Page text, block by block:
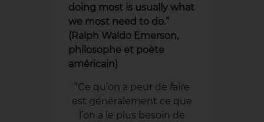
doing most is usually what
we most need to do.”
(Ralph Waldo Emerson,
philosophe et poète
américain)
“Ce qu’on a peur de faire
est généralement ce que
l’on a le plus besoin de